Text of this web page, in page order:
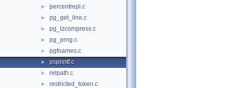
► percentrepl.c
► pg_get_line.c
► pg_lzcompress.c
► pg_prng.c
► pgfnames.c
► psprintf.c
► relpath.c
► restricted_token.c